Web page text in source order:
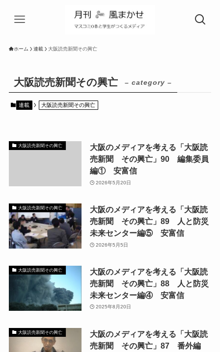
ホーム 連載 大阪読売新聞その興亡
大阪読売新聞その興亡 – category –
連載 大阪読売新聞その興亡
大阪読売新聞その興亡
大阪のメディアを考える「大阪読
売新聞 その興亡」90 編集委員
編① 安富信
2026年5月20日
大阪読売新聞その興亡
大阪のメディアを考える「大阪読
売新聞 その興亡」89 人と防災
未来センター編⑤ 安富信
2026年5月5日
大阪読売新聞その興亡
大阪のメディアを考える「大阪読
売新聞 その興亡」88 人と防災
未来センター編④ 安富信
2025年8月20日
大阪読売新聞その興亡
大阪のメディアを考える「大阪読
売新聞 その興亡」87 番外編